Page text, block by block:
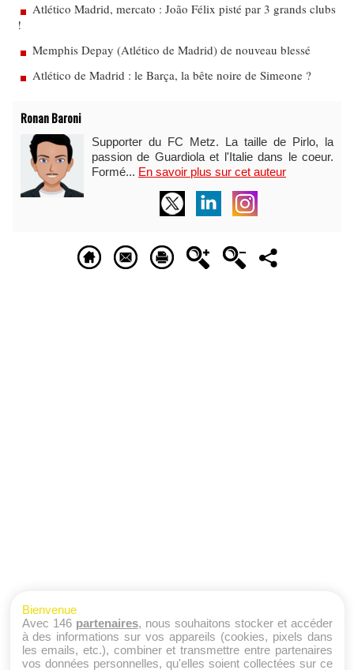
Atlético Madrid, mercato : João Félix pisté par 3 grands clubs
!
Memphis Depay (Atlético de Madrid) de nouveau blessé
Atlético de Madrid : le Barça, la bête noire de Simeone ?
Ronan Baroni
Supporter du FC Metz. La taille de Pirlo, la
passion de Guardiola et l'Italie dans le coeur.
Formé... En savoir plus sur cet auteur
Bienvenue
Avec 146 partenaires, nous souhaitons stocker et accéder
à des informations sur vos appareils (cookies, pixels dans
les emails, etc.), combiner et transmettre entre partenaires
vos données personnelles, qu'elles soient collectées sur ce